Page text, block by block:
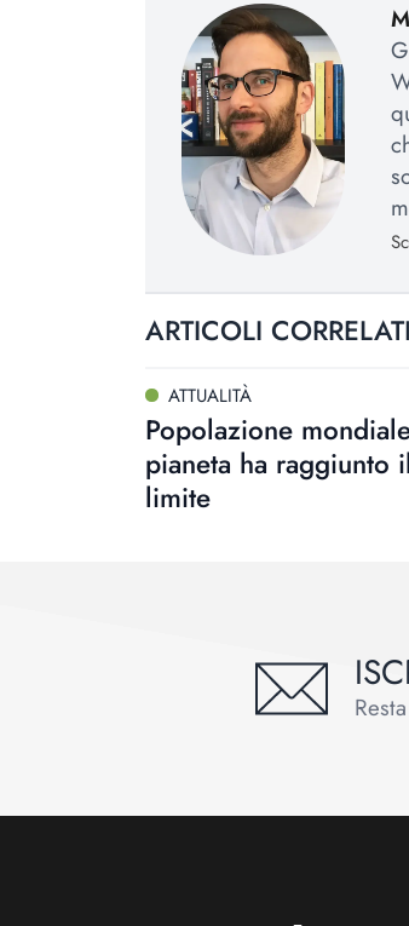
ARTICOLI CORRELATI
ATTUALITÀ
Popolazione
pianeta ha raggiunto il
limite